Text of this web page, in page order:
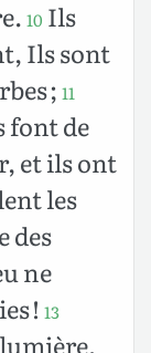
10 Ils
Ils sont
; 11
font de
et ils ont
les
des
ne
! 13